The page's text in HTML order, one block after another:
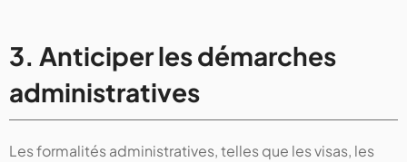
3. Anticiper les démarches
administratives
Les formalités administratives, telles que les visas, les